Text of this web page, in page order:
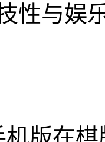
性与娱